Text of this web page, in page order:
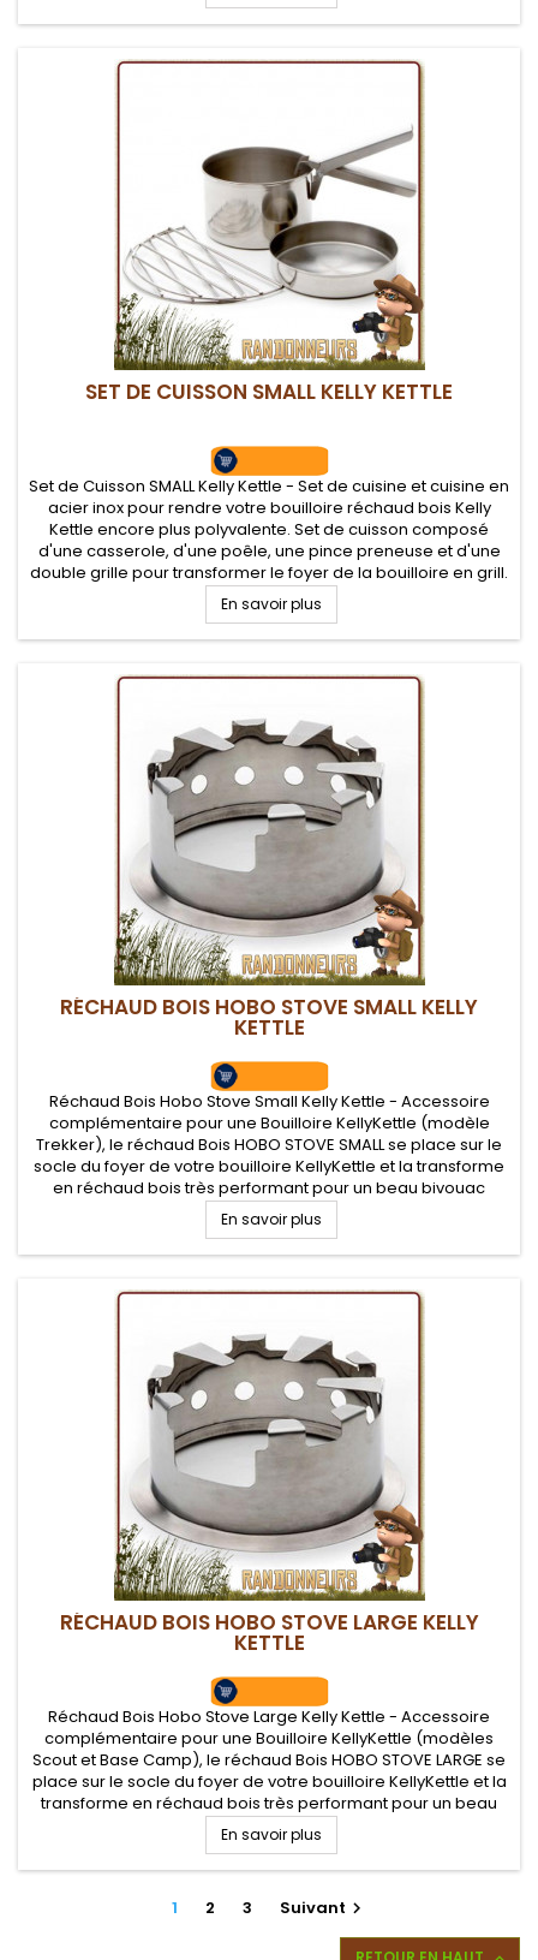
SET DE CUISSON SMALL KELLY KETTLE
Set de Cuisson SMALL Kelly Kettle - Set de cuisine et cuisine en
acier inox pour rendre votre bouilloire réchaud bois Kelly
Kettle encore plus polyvalente. Set de cuisson composé
d'une casserole, d'une poêle, une pince preneuse et d'une
double grille pour transformer le foyer de la bouilloire en grill.
Pour bouilloire Trekker uniquement.
En savoir plus
RÉCHAUD BOIS HOBO STOVE SMALL KELLY
KETTLE
Réchaud Bois Hobo Stove Small Kelly Kettle - Accessoire
complémentaire pour une Bouilloire KellyKettle (modèle
Trekker), le réchaud Bois HOBO STOVE SMALL se place sur le
socle du foyer de votre bouilloire KellyKettle et la transforme
en réchaud bois très performant pour un beau bivouac
bushcraft nature
En savoir plus
RÉCHAUD BOIS HOBO STOVE LARGE KELLY
KETTLE
Réchaud Bois Hobo Stove Large Kelly Kettle - Accessoire
complémentaire pour une Bouilloire KellyKettle (modèles
Scout et Base Camp), le réchaud Bois HOBO STOVE LARGE se
place sur le socle du foyer de votre bouilloire KellyKettle et la
transforme en réchaud bois très performant pour un beau
bivouac bushcraft nature
En savoir plus
1 2 3 Suivant 